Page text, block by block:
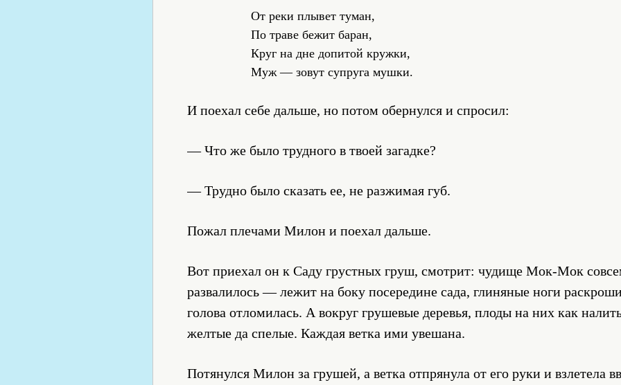
От реки плывет туман,
По траве бежит баран,
Круг на дне допитой кружки,
Муж — зовут супруга мушки.
И поехал себе дальше, но потом обернулся и спросил:
— Что же было трудного в твоей загадке?
— Трудно было сказать ее, не разжимая губ.
Пожал плечами Милон и поехал дальше.
Вот приехал он к Саду грустных груш, смотрит: чудище Мок-Мок
развалилось — лежит на боку посередине сада, глиняные ноги
голова отломилась. А вокруг грушевые деревья, плоды на них как
желтые да спелые. Каждая ветка ими увешана.
Потянулся Милон за грушей, а ветка отпрянула от его руки и взлетела